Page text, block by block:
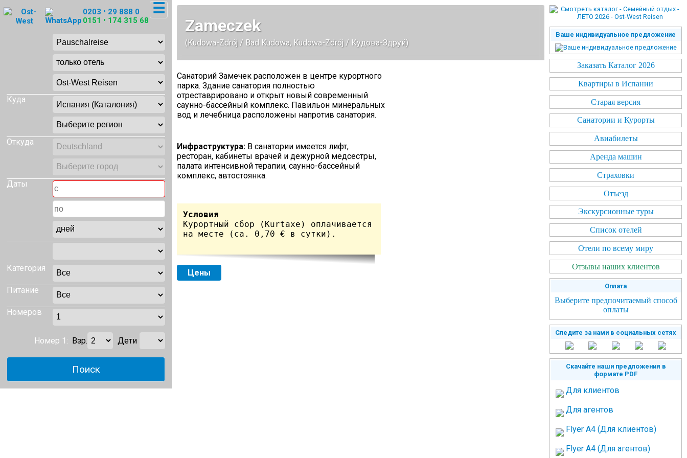
0203 • 29 888 0
0151 • 174 315 68
☰
Куда
Откуда
Даты
Категория
Питание
Номеров
Номер 1: Взр. Дети
Zameczek
(Kudowa-Zdrój / Bad Kudowa, Kudowa-Zdrój / Кудова-Здруй)
Санаторий Замечек расположен в центре курортного
парка. Здание санатория полностью
отреставрировано и открыт новый современный
саунно-бассейный комплекс. Павильон минеральных
вод и лечебница расположены напротив санатория.
Инфраструктура: В санатории имеется лифт,
ресторан, кабинеты врачей и дежурной медсестры,
палата интенсивной терапии, саунно-бассейный
комплекс, автостоянка.
Условия
Курортный сбор (Kurtaxe) оплачивается
на месте (ca. 0,70 € в сутки).
Цены
Ваше индивидуальное предложение
Заказать Каталог 2026
Квартиры в Испании
Старая версия
Санатории и Курорты
Авиабилеты
Аренда машин
Страховки
Отъезд
Экскурсионные туры
Список отелей
Отели по всему миру
Отзывы наших клиентов
Оплата
Выберите предпочитаемый способ
оплаты
Следите за нами в социальных сетях
Скачайте наши предложения в
формате PDF
Для клиентов
Для агентов
Flyer A4 (Для клиентов)
Flyer A4 (Для агентов)